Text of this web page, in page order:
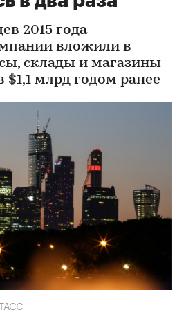
2015 года
вложили в
склады и магазины
$1,1 млрд годом ранее